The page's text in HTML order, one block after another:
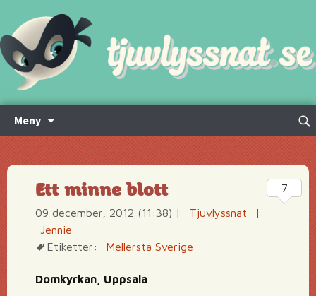
Meny
innehåll
Sök
Ett minne blott
09 december, 2012 (11:38) | Tjuvlyssnat
|
Jennie
Etiketter:
Mellersta Sverige
Domkyrkan, Uppsala
7